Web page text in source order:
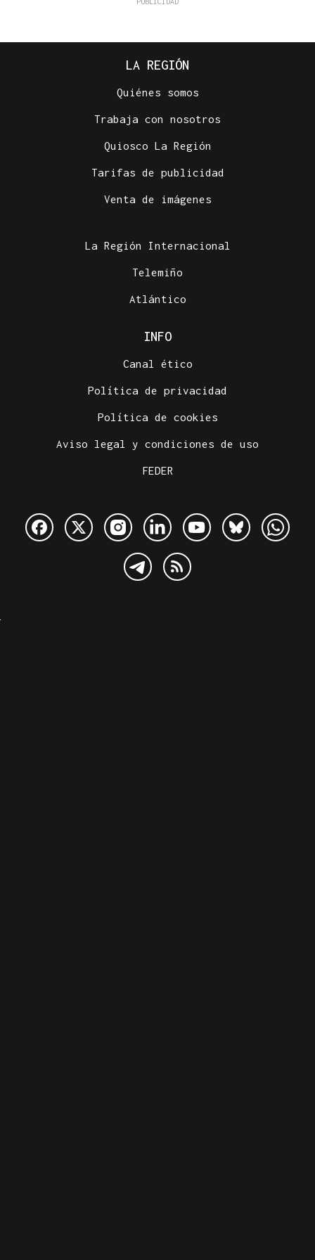
LA REGIÓN
Quiénes somos
Trabaja con nosotros
Quiosco La Región
Tarifas de publicidad
Venta de imágenes
La Región Internacional
Telemiño
Atlántico
INFO
Canal ético
Política de privacidad
Política de cookies
Aviso legal y condiciones de uso
FEDER